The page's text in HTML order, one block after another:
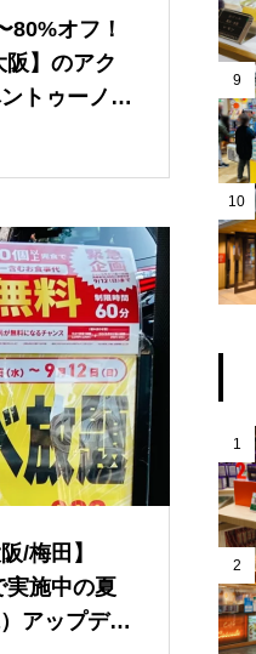
80%オフ！
阪】のアク
トゥーノ」
/梅田】
実施中の夏
アップデー
9
10
1
2